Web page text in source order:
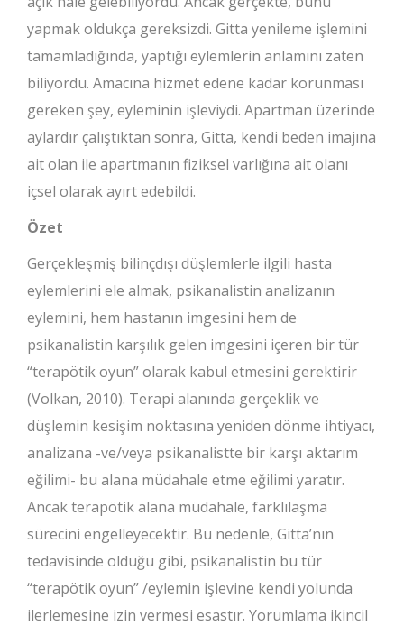
yapmak oldukça gereksizdi. Gitta yenileme işlemini
tamamladığında, yaptığı eylemlerin anlamını zaten
biliyordu. Amacına hizmet edene kadar korunması
gereken şey, eyleminin işleviydi. Apartman üzerinde
aylardır çalıştıktan sonra, Gitta, kendi beden imajına
ait olan ile apartmanın fiziksel varlığına ait olanı
içsel olarak ayırt edebildi.
Özet
Gerçekleşmiş bilinçdışı düşlemlerle ilgili hasta
eylemlerini ele almak, psikanalistin analizanın
eylemini, hem hastanın imgesini hem de
psikanalistin karşılık gelen imgesini içeren bir tür
“terapötik oyun” olarak kabul etmesini gerektirir
(Volkan, 2010). Terapi alanında gerçeklik ve
düşlemin kesişim noktasına yeniden dönme ihtiyacı,
analizana -ve/veya psikanalistte bir karşı aktarım
eğilimi- bu alana müdahale etme eğilimi yaratır.
Ancak terapötik alana müdahale, farklılaşma
sürecini engelleyecektir. Bu nedenle, Gitta’nın
tedavisinde olduğu gibi, psikanalistin bu tür
“terapötik oyun” /eylemin işlevine kendi yolunda
ilerlemesine izin vermesi esastır. Yorumlama ikincil